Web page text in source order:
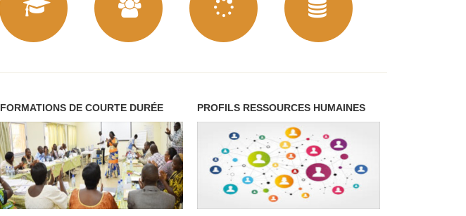
FORMATIONS DE COURTE DURÉE PROFILS RESSOURCES HUMAINES